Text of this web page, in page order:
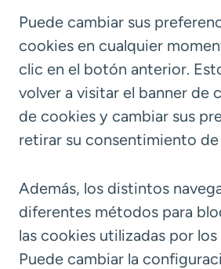
Puede cambiar sus
cookies en cualquier
clic en el botón anterior.
volver a visitar el banner de
de cookies y cambiar sus
retirar su consentimiento
Además, los distintos
diferentes métodos para
las cookies utilizadas por
Puede cambiar la